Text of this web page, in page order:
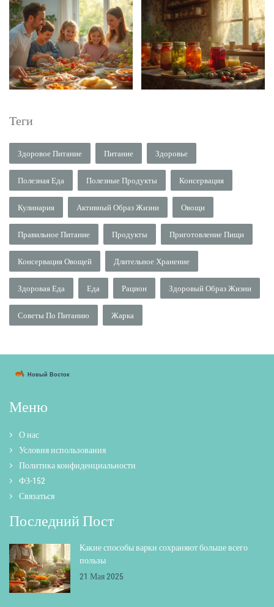
Теги
Здоровое Питание Питание Здоровье
Полезная Еда Полезные Продукты Консервация
Кулинария Активный Образ Жизни Овощи
Правильное Питание Продукты Приготовление Пищи
Консервация Овощей Длительное Хранение
Здоровая Еда Еда Рацион Здоровый Образ Жизни
Советы По Питанию Жарка
Меню
О нас
Условия использования
Политика конфиденциальности
ФЗ-152
Связаться
Последний Пост
Какие способы варки сохраняют больше всего
пользы
21 Мая 2025